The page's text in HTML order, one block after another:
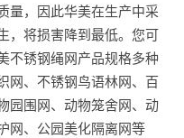
量，因此华美在生产中采
，将损害降到最低。您可
不锈钢绳网产品规格多种
网、不锈钢鸟语林网、百
园围网、动物笼舍网、动
网、公园美化隔离网等